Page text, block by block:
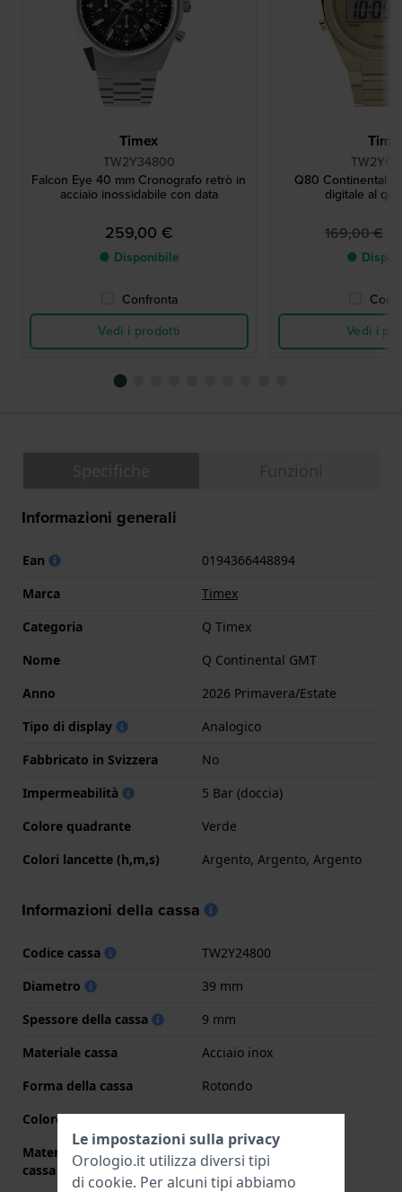
Timex
TW2Y34800
Falcon Eye 40 mm Cronografo retrò in
acciaio inossidabile con data
259,00 €
● Disponibile
Confronta
Vedi i prodotti
Q80 Continental
digitale al
169,00 €
●
Vedi i
Informazioni generali
Ean
0194366448894
Marca
Timex
Categoria
Q Timex
Nome
Q Continental GMT
Anno
2026 Primavera/Estate
Tipo di display
Analogico
Fabbricato in Svizzera
No
Impermeabilità
5 Bar (doccia)
Colore quadrante
Verde
Colori lancette (h,m,s)
Argento, Argento, Argento
Informazioni della cassa
Codice cassa
TW2Y24800
Diametro
39 mm
Spessore della cassa
9 mm
Materiale cassa
Acciaio inox
Forma della cassa
Rotondo
Colore della cassa
Argento
Materiale del retro della
cassa
Acciaio inox
Le impostazioni sulla privacy
Orologio.it utilizza diversi tipi
di cookie. Per alcuni tipi abbiamo